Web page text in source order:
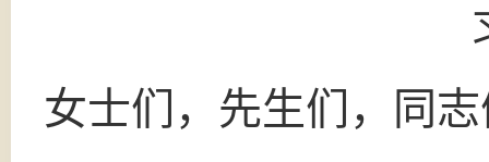
女士们，先生们，同